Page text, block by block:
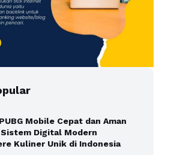
Mobile Cepat dan Aman
Digital Modern
Kuliner Unik di Indonesia